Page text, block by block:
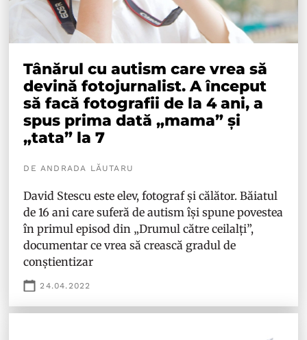
Tânărul cu autism care vrea să
devină fotojurnalist. A început
să facă fotografii de la 4 ani, a
spus prima dată „mama” și
„tata” la 7
DE ANDRADA LĂUTARU
David Stescu este elev, fotograf și călător. Băiatul
de 16 ani care suferă de autism își spune povestea
în primul episod din „Drumul către ceilalți”,
documentar ce vrea să crească gradul de
conștientizar
24.04.2022